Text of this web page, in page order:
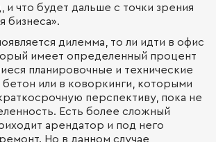
что будет дальше с точки зрения
бизнеса».
дилемма, то ли идти в офис
имеет определенный процент
планировочные и технические
или в коворкинги, которыми
перспективу, пока не
Есть более сложный
арендатор и под него
Но в данном случае